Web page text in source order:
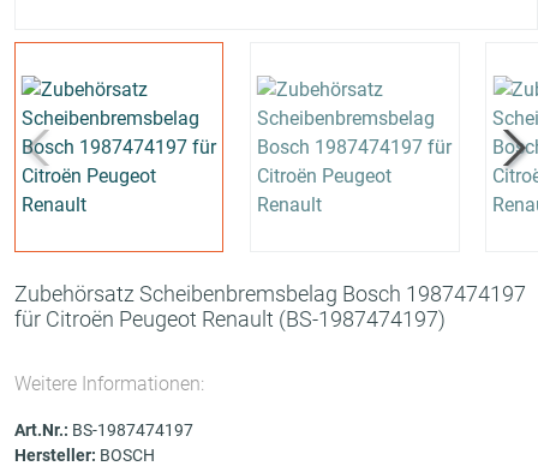
Zubehörsatz Scheibenbremsbelag Bosch 1987474197
für Citroën Peugeot Renault (BS-1987474197)
Weitere Informationen:
Art.Nr.: BS-1987474197
Hersteller: BOSCH